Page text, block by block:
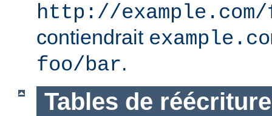
http://
contiendrait
foo/bar.
Tables de réécriture